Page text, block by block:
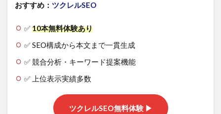
おすすめ： ツクレルSEO
✅10本無料体験あり
✅ SEO構成から本文まで一貫生成
✅ 競合分析・キーワード提案機能
✅ 上位表示実績多数
ツクレルSEO無料体験 ▶